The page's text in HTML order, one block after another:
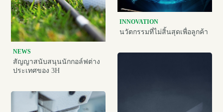
NEWS
สัญญาสนับสนุนนักกอล์ฟต่าง
ประเทศของ 3H
INNOVATION
นวัตกรรมที่ไม่สิ้นสุดเพื่อลูกค้า